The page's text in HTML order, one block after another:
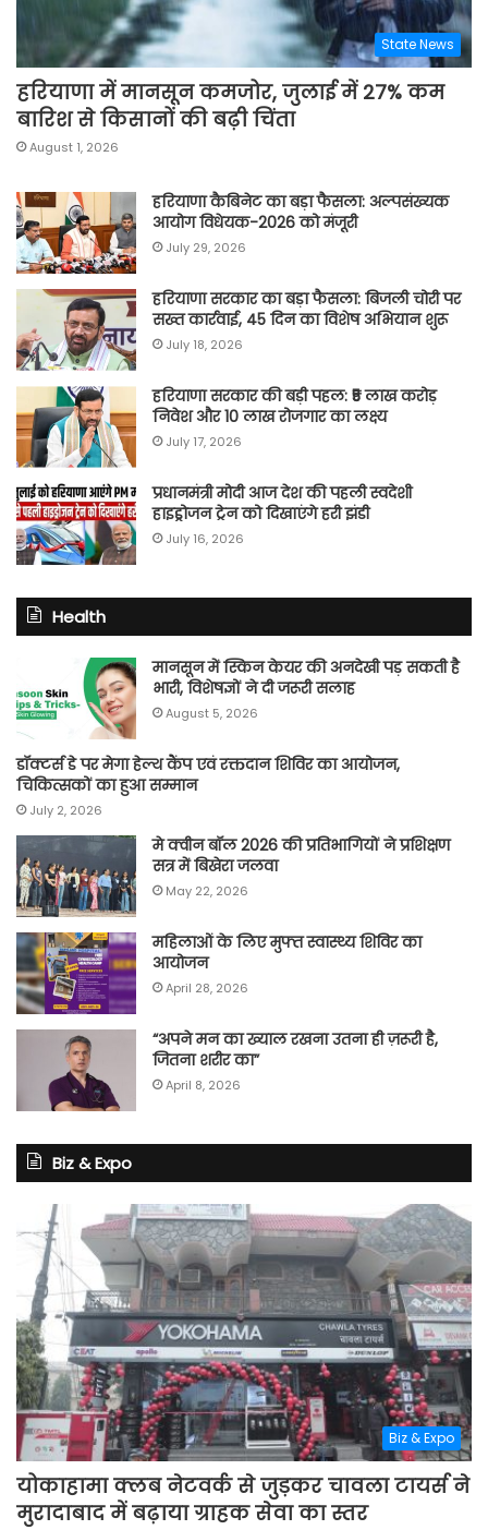
State News
हरियाणा में मानसून कमजोर, जुलाई में 27% कम
बारिश से किसानों की बढ़ी चिंता
August 1, 2026
हरियाणा कैबिनेट का बड़ा फैसला: अल्पसंख्यक
आयोग विधेयक-2026 को मंजूरी
July 29, 2026
हरियाणा सरकार का बड़ा फैसला: बिजली चोरी पर
सख्त कार्रवाई, 45 दिन का विशेष अभियान शुरू
July 18, 2026
हरियाणा सरकार की बड़ी पहल: ₹5 लाख करोड़
निवेश और 10 लाख रोजगार का लक्ष्य
July 17, 2026
प्रधानमंत्री मोदी आज देश की पहली स्वदेशी
हाइड्रोजन ट्रेन को दिखाएंगे हरी झंडी
July 16, 2026
Health
मानसून में स्किन केयर की अनदेखी पड़ सकती है
भारी, विशेषज्ञों ने दी जरूरी सलाह
August 5, 2026
डॉक्टर्स डे पर मेगा हेल्थ कैंप एवं रक्तदान शिविर का आयोजन,
चिकित्सकों का हुआ सम्मान
July 2, 2026
मे क्वीन बॉल 2026 की प्रतिभागियों ने प्रशिक्षण
सत्र में बिखेरा जलवा
May 22, 2026
महिलाओं के लिए मुफ्त स्वास्थ्य शिविर का
आयोजन
April 28, 2026
“अपने मन का ख्याल रखना उतना ही ज़रूरी है,
जितना शरीर का”
April 8, 2026
Biz & Expo
Biz & Expo
योकाहामा क्लब नेटवर्क से जुड़कर चावला टायर्स ने
मुरादाबाद में बढ़ाया ग्राहक सेवा का स्तर